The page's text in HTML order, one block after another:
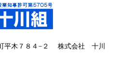
町平木７８４−２ 株式会社 十川